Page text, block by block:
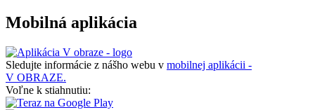
Mobilná aplikácia
Sledujte informácie z nášho webu v mobilnej aplikácii -
V OBRAZE.
Voľne k stiahnutiu: